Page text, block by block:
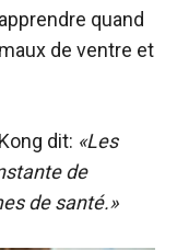
quand
de ventre et
dit: «Les
de
de santé.»